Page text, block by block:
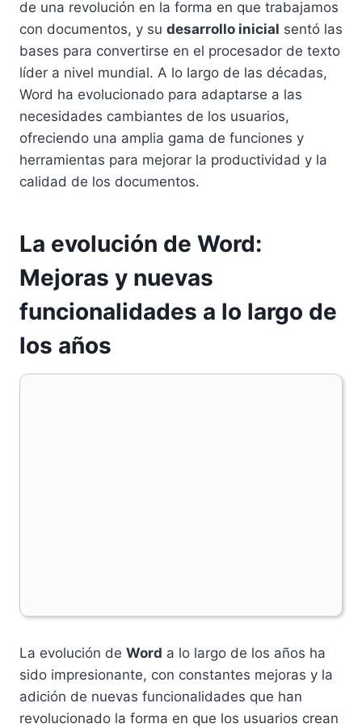
de una revolución en la forma en que trabajamos
con documentos, y su desarrollo inicial sentó las
bases para convertirse en el procesador de texto
líder a nivel mundial. A lo largo de las décadas,
Word ha evolucionado para adaptarse a las
necesidades cambiantes de los usuarios,
ofreciendo una amplia gama de funciones y
herramientas para mejorar la productividad y la
calidad de los documentos.
La evolución de Word:
Mejoras y nuevas
funcionalidades a lo largo de
los años
La evolución de Word a lo largo de los años ha
sido impresionante, con constantes mejoras y la
adición de nuevas funcionalidades que han
revolucionado la forma en que los usuarios crean